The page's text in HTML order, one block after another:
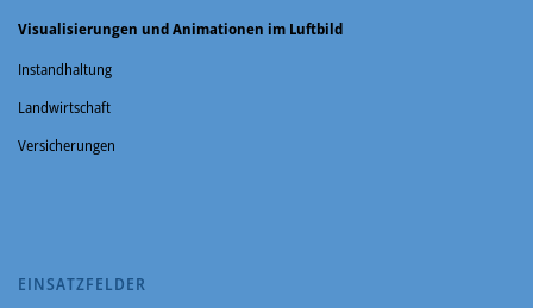
Visualisierungen und Animationen im Luftbild
Instandhaltung
Landwirtschaft
Versicherungen
EINSATZFELDER